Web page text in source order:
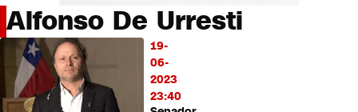
País
Mundo
Negocios
Deportes
Alfonso De Urresti
19-
06-
2023
23:40
LO
MÁS
LEÍDO